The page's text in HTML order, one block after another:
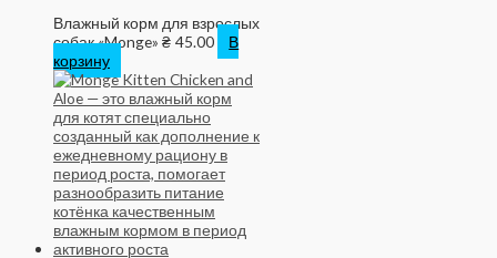
Влажный корм для взрослых
собак «Monge» ₴ 45.00
В
корзину